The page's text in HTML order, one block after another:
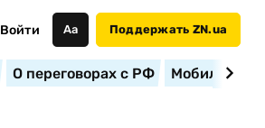
Войти Аа Поддержать ZN.ua
О переговорах с РФ